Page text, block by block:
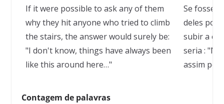
If it were possible to ask any of them
why they hit anyone who tried to climb
the stairs, the answer would surely be:
"I don't know, things have always been
like this around here…"
Se fosse
deles
subir a
seria :
assim por
Contagem de palavras